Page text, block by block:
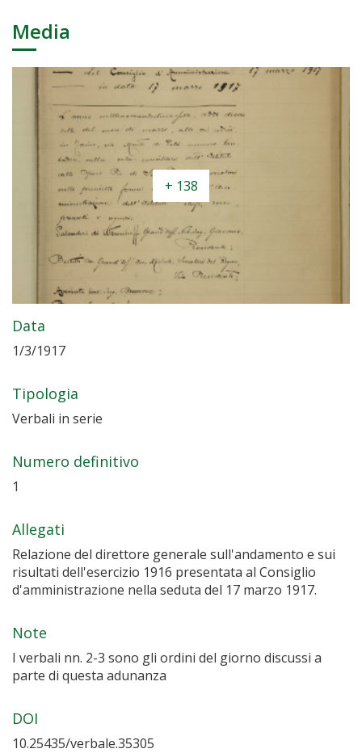
Media
+ 138
Data
1/3/1917
Tipologia
Verbali in serie
Numero definitivo
1
Allegati
Relazione del direttore generale sull'andamento e sui
risultati dell'esercizio 1916 presentata al Consiglio
d'amministrazione nella seduta del 17 marzo 1917.
Note
I verbali nn. 2-3 sono gli ordini del giorno discussi a
parte di questa adunanza
DOI
10.25435/verbale.35305